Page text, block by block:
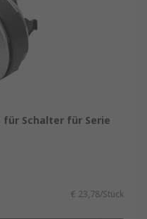
für Schalter für Serie
€ 23,78/Stück